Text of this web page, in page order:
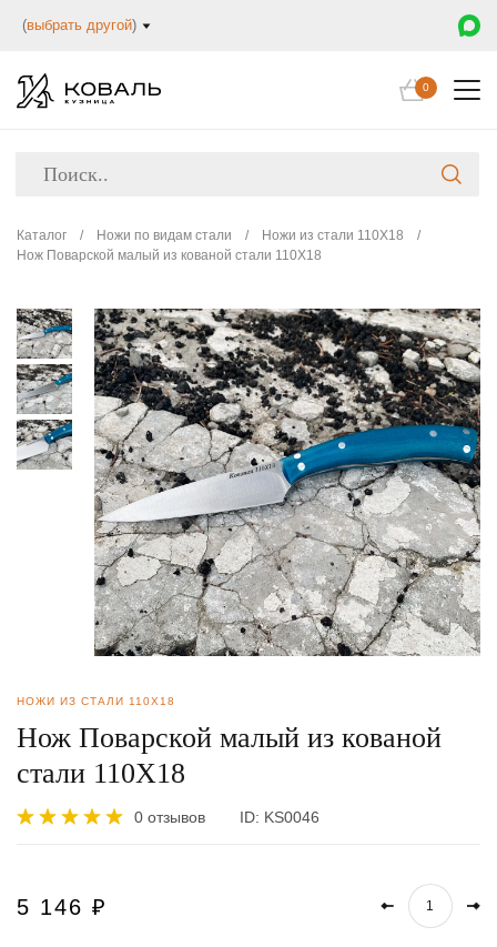
(выбрать другой)
0
Каталог / Ножи по видам стали / Ножи из стали 110Х18
/
Нож Поварской малый из кованой стали 110Х18
НОЖИ ИЗ СТАЛИ 110Х18
Нож Поварской малый из кованой
стали 110Х18
0 отзывов ID: KS0046
5 146 ₽